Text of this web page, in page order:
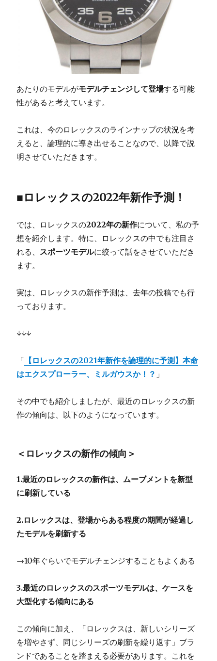
あたりのモデルがモデルチェンジして登場する可能
性があると考えています。
これは、今のロレックスのラインナップの状況を考
えると、論理的に導き出せることなので、以降で説
明させていただきます。
■ロレックスの2022年新作予測！
では、ロレックスの2022年の新作について、私の予
想を紹介します。特に、ロレックスの中でも注目さ
れる、 スポーツモデルに絞って話をさせていただき
ます。
実は、ロレックスの新作予測は、去年の投稿でも行
っております。
↓↓↓
「 【ロレックスの2021年新作を論理的に予測】本命
はエクスプローラー、ミルガウスか！？ 」
その中でも紹介しましたが、最近のロレックスの新
作の傾向は、以下のようになっています。
＜ロレックスの新作の傾向＞
1.最近のロレックスの新作は、ムーブメントを新型
に刷新している
2.ロレックスは、登場からある程度の期間が経過し
たモデルを刷新する
→10年ぐらいでモデルチェンジすることもよくある
3.最近のロレックスのスポーツモデルは、ケースを
大型化する傾向にある
この傾向に加え、「ロレックスは、新しいシリーズ
を増やさず、同じシリーズの刷新を繰り返す」ブラ
ンドであることを踏まえる必要があります。これを